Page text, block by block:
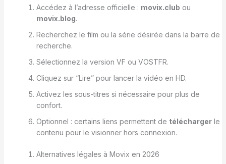
Accédez à l’adresse officielle : movix.club ou
movix.blog.
Recherchez le film ou la série désirée dans la barre de
recherche.
Sélectionnez la version VF ou VOSTFR.
Cliquez sur “Lire” pour lancer la vidéo en HD.
Activez les sous-titres si nécessaire pour plus de
confort.
Optionnel : certains liens permettent de téléchargerle
contenu pour le visionner hors connexion.
Alternatives légales à Movix en 2026